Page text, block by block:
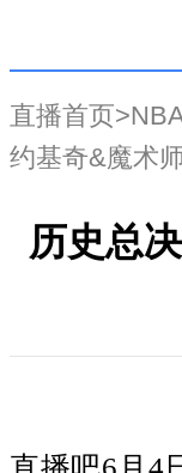
直播首页>
约基奇&魔术
历史总